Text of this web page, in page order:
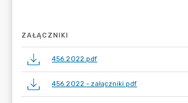
ZAŁĄCZNIKI
456.2022.pdf
456.2022 - załączniki.pdf